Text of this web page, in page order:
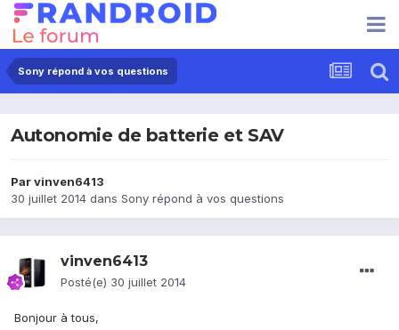
Sony répond à vos questions
Autonomie de batterie et SAV
Parvinven6413
30 juillet 2014 dans Sony répond à vos questions
vinven6413
Posté(e) 30 juillet 2014
Bonjour à tous,